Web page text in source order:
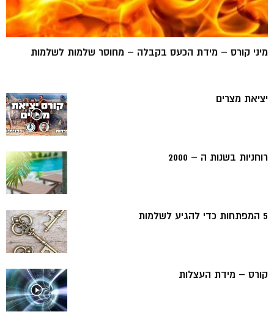
מיני קורס – מידת הכעס בקבלה – מחוסר שלמות לשלמות
יציאת מצרים
רוחניות בשנות ה – 2000
5 המפתחות כדי להגיע לשלמות
קורס – מידת העצלות